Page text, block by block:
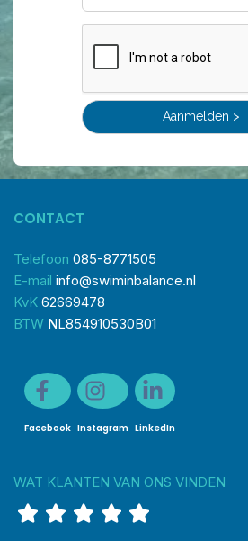
CONTACT
Telefoon 085-8771505
E-mail info@swiminbalance.nl
KvK 62669478
BTW NL854910530B01
Facebook Instagram LinkedIn
WAT KLANTEN VAN ONS VINDEN